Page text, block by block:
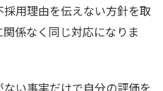
用理由を伝えない方針を取
係なく同じ対応になりま